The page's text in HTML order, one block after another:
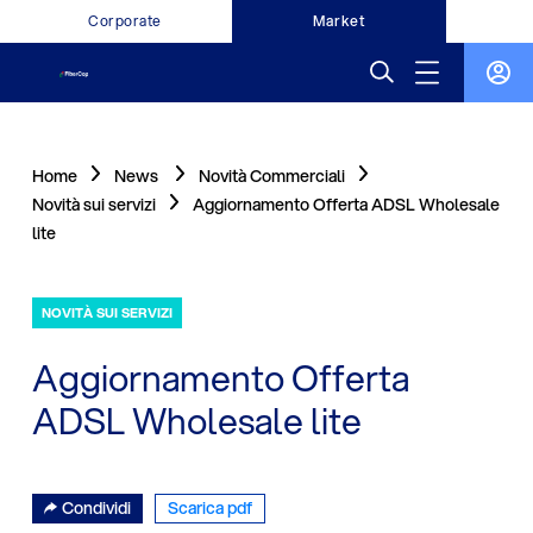
Corporate Market
Home News
Novità Commerciali
Novità sui servizi
Aggiornamento Offerta ADSL Wholesale
lite
NOVITÀ SUI SERVIZI
Aggiornamento Offerta
ADSL Wholesale lite
Condividi Scarica pdf